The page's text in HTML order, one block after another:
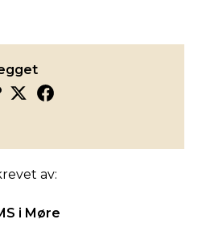
av:
i Møre